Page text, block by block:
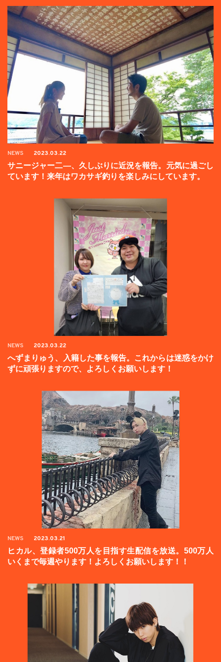
NEWS 2023.03.22
サニージャー二―、久しぶりに近況を報告。元気に過ごし
ています！来年はワカサギ釣りを楽しみにしています。
NEWS 2023.03.22
へずまりゅう、入籍した事を報告。これからは迷惑をかけ
ずに頑張りますので、よろしくお願いします！
NEWS 2023.03.21
ヒカル、登録者500万人を目指す生配信を放送。500万人
いくまで毎週やります！よろしくお願いします！！